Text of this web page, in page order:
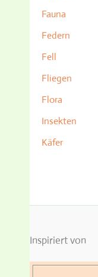
Fauna
Federn
Fell
Fliegen
Flora
Insekten
Käfer
Inspiriert von